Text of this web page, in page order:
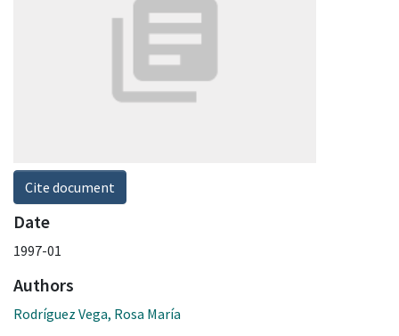
Cite document
Date
1997-01
Authors
Rodríguez Vega, Rosa María